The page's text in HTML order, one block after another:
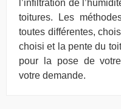
l’infiltration de
toitures. Les
toutes différentes,
choisi et la pente du
pour la pose de
votre demande.